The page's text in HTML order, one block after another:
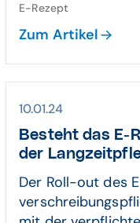
E-Rezept
Zum Artikel
10.01.24
Besteht das E-
der
Der Roll-out des